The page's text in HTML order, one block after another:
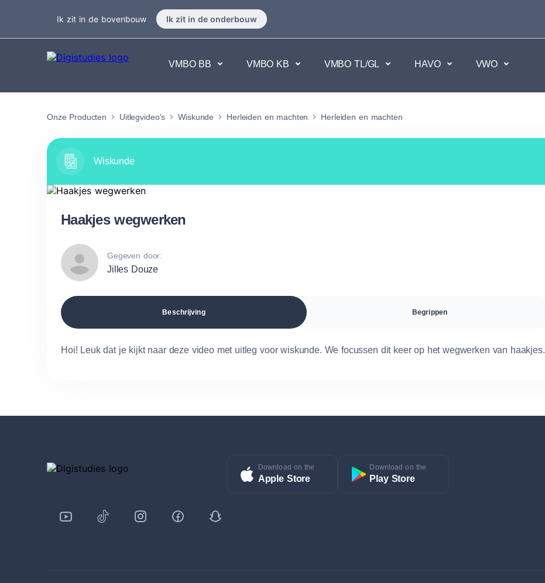
Ik zit in de bovenbouw Ik zit in de onderbouw
VMBO BB VMBO KB VMBO TL/GL HAVO VWO
Exacte vakken
Geen vakken.
Taalvakken
Geen vakken.
Maatschappijvakken
Geen vakken.
Onze Producten Uitlegvideo's Wiskunde Herleiden en machten Herleiden en machten
Wiskunde
Haakjes wegwerken
Gegeven door:
Jilles Douze
Beschrijving Begrippen
Hoi! Leuk dat je kijkt naar deze video met uitleg voor wiskunde. We focussen dit keer op het wegwerken van haakjes.
Download on the
Apple Store
Download on the
Play Store